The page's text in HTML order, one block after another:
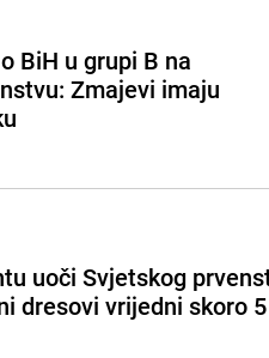
BiH u grupi B na
Zmajevi imaju
uoči Svjetskog
dresovi vrijedni skoro 5